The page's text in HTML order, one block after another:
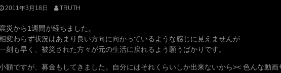
2011年3月18日 TRUTH
震災から1週間が経ちました。
変わらず状況はあまり良い方向に向かっているような感じに見えませんが
刻も早く、被災された方々が元の生活に戻れるよう願うばかりです。
額ですが、募金もしてきました。自分にはそれくらいしか出来ないから>< 色んな動